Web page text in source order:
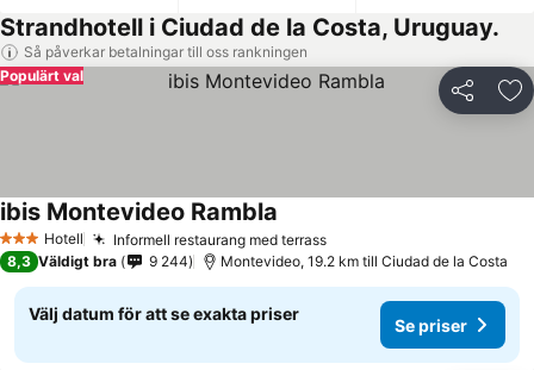
Strandhotell i Ciudad de la Costa, Uruguay.
Så påverkar betalningar till oss rankningen
Dela
Populärt val
3 StjärnorHotell Informell restaurang med terrass
ibis Montevideo Rambla
8,3 Väldigt bra 9 244 Montevideo, 19.2 km till Ciudad de la Costa
Välj datum för att se exakta priser
Se priser